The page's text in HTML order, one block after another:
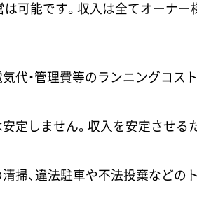
可能です。収入は全てオーナー
代・管理費等のランニングコス
定しません。収入を安定させ
掃、違法駐車や不法投棄などの